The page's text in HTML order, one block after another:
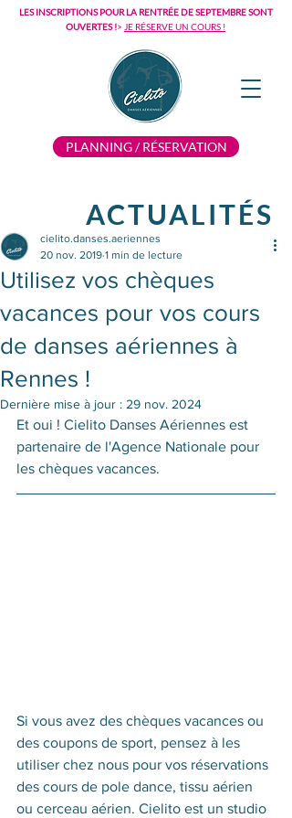
PLANNING / RÉSERVATION
LES INSCRIPTIONS POUR LA RENTRÉE DE SEPTEMBRE SONT
OUVERTES !> JE RÉSERVE UN COURS !
ACTUALITÉS
Utilisez vos chèques
vacances pour vos cours
de danses aériennes à
Rennes !
cielito.danses.aeriennes
20 nov. 2019 1 min de lecture
Dernière mise à jour : 29 nov. 2024
Et oui ! Cielito Danses Aériennes est
partenaire de l'Agence Nationale pour
les chèques vacances.
Si vous avez des chèques vacances ou
des coupons de sport, pensez à les
utiliser chez nous pour vos réservations
des cours de pole dance, tissu aérien
ou cerceau aérien. Cielito est un studio